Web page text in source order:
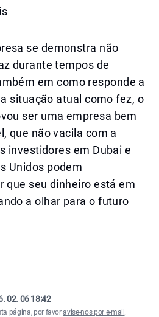
se demonstra não
durante tempos de
em como responde a
situação atual como fez, o
ser uma empresa bem
que não vacila com a
investidores em Dubai e
Unidos podem
que seu dinheiro está em
a olhar para o futuro
02. 06 18:42
página, por favoravise-nos por e-mail .